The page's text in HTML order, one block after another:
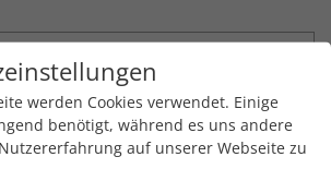
werden Cookies verwendet. Einige
benötigt, während es uns andere
auf unserer Webseite zu